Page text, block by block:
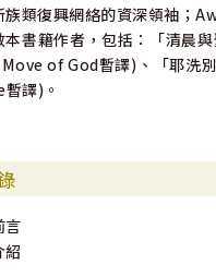
族類復興網絡的資深領袖；
本書籍作者，包括：「清
of God暫譯)、「耶洗
譯)。
言
紹